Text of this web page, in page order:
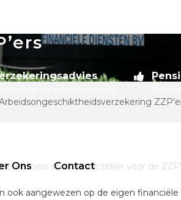
Ons Contact
en dus ook zeker voor de
aangewezen op de eigen